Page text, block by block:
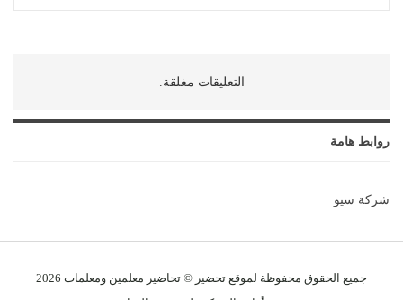
التعليقات مغلقة.
روابط هامة
شركة سيو
جميع الحقوق محفوظة لموقع تحضير © تحاضير معلمين ومعلمات